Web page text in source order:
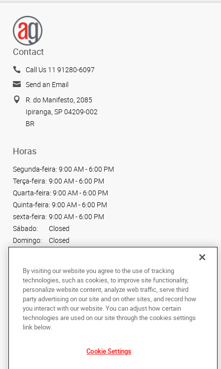
Contact
Call Us 11 91280-6097
Send an Email
R. do Manifesto, 2085
Ipiranga, SP 04209-002
BR
Horas
Segunda-feira: 9:00 AM - 6:00 PM
Terça-feira: 9:00 AM - 6:00 PM
Quarta-feira: 9:00 AM - 6:00 PM
Quinta-feira: 9:00 AM - 6:00 PM
sexta-feira: 9:00 AM - 6:00 PM
Sábado:
Closed
Domingo:
Closed
Copyright © 2024 AlphaGraphics Printshops do Brasil. Todos os direitos
reservados.
By visiting our website you agree to the use of tracking
technologies, such as cookies, to improve site functionality,
personalize website content, analyze web traffic, serve third
party advertising on our site and on other sites, and record how
you interact with our website. You can adjust how certain
technologies are used on our site through the cookies settings
link below.
Cookie Settings